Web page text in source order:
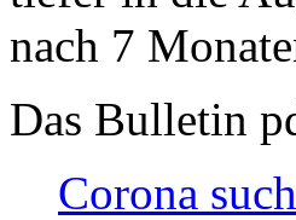
nach 7
Das Bulletin
Corona